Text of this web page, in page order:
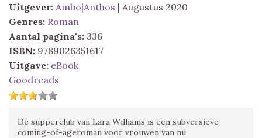
Uitgever: Ambo|Anthos | Augustus 2020
Genres: Roman
Aantal pagina's: 336
ISBN: 9789026351617
Uitgave: eBook
Goodreads
De supperclub van Lara Williams is een subversieve
coming-of-ageroman voor vrouwen van nu.